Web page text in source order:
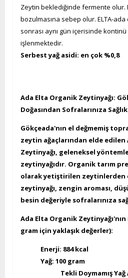
Zeytin beklediğinde fermente olur.
bozulmasına sebep olur. ELTA-
sonrası aynı gün içerisinde
işlenmektedir.
Serbest yağ asidi: en çok %0,8
Ada Elta Organik Zeytinyağı:
Doğasından Sofralarınıza
Gökçeada'nın el değmemiş
zeytin ağaçlarından elde
Zeytinyağı, geleneksel
zeytinyağıdır. Organik tarım
olarak yetiştirilen zeytinlerden
zeytinyağı, zengin aroması,
besin değeriyle sofralarınıza
Ada Elta Organik
gram için yaklaşık değerler):
Enerji: 884 kcal
Yağ: 100 gram
Tekli Doymamış